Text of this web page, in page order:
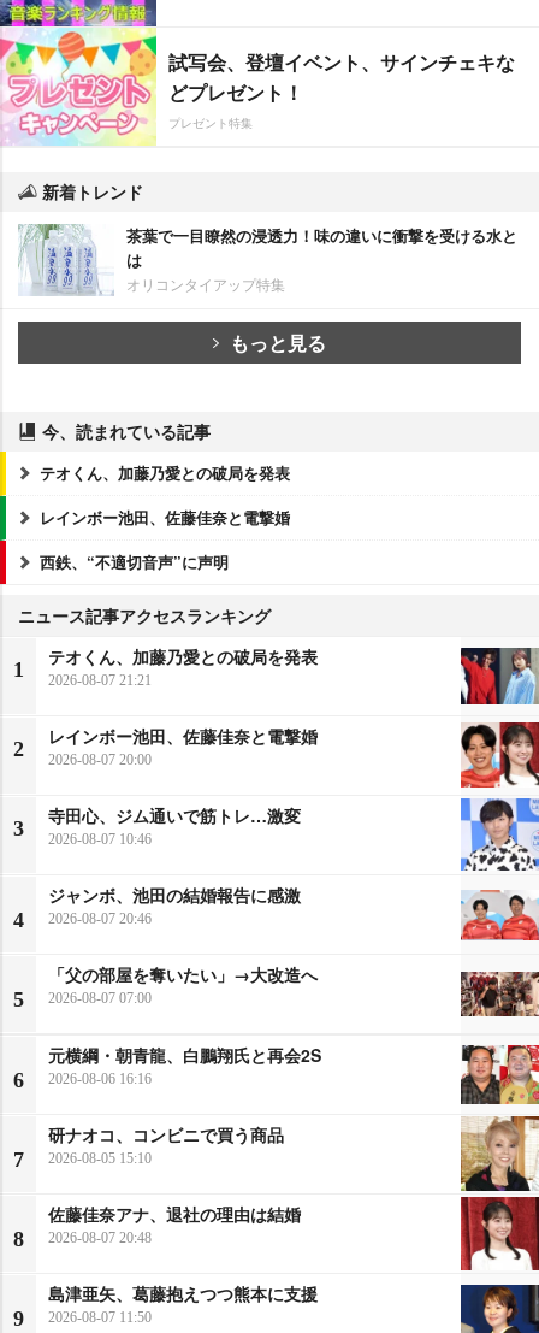
試写会、登壇イベント、サインチェキな
どプレゼント！
プレゼント特集
新着トレンド
茶葉で一目瞭然の浸透力！味の違いに衝撃を受ける水と
は
オリコンタイアップ特集
もっと見る
今、読まれている記事
テオくん、加藤乃愛との破局を発表
レインボー池田、佐藤佳奈と電撃婚
西鉄、“不適切音声”に声明
ニュース記事アクセスランキング
1
テオくん、加藤乃愛との破局を発表
2026-08-07 21:21
2
レインボー池田、佐藤佳奈と電撃婚
2026-08-07 20:00
3
寺田心、ジム通いで筋トレ…激変
2026-08-07 10:46
4
ジャンボ、池田の結婚報告に感激
2026-08-07 20:46
5
「父の部屋を奪いたい」→大改造へ
2026-08-07 07:00
6
元横綱・朝青龍、白鵬翔氏と再会2S
2026-08-06 16:16
7
研ナオコ、コンビニで買う商品
2026-08-05 15:10
8
佐藤佳奈アナ、退社の理由は結婚
2026-08-07 20:48
9
島津亜矢、葛藤抱えつつ熊本に支援
2026-08-07 11:50